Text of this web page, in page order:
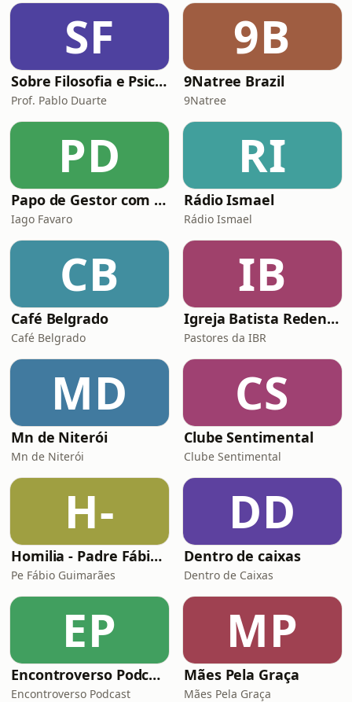
história rejeitada em um dos maiores
fenômenos do cinema. Um episódio
essencial para quem
SF
Sobre Filosofia e Psicanálise
Prof. Pablo Duarte
9B
9Natree Brazil
9Natree
PD
Papo de Gestor com Iago Favaro | Liderança, Vendas & Audiobooks
Iago Favaro
RI
Rádio Ismael
Rádio Ismael
CB
Café Belgrado
Café Belgrado
IB
Igreja Batista Redenção
Pastores da IBR
MD
Mn de Niterói
Mn de Niterói
CS
Clube Sentimental
Clube Sentimental
H-
Homilia - Padre Fábio de Freitas Guimarães
Pe Fábio Guimarães
DD
Dentro de caixas
Dentro de Caixas
EP
Encontroverso Podcast
Encontroverso Podcast
MP
Mães Pela Graça
Mães Pela Graça